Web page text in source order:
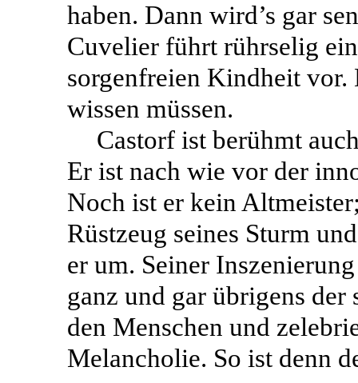
haben. Dann wird’s gar
Cuvelier führt rührselig
sorgenfreien Kindheit vor.
wissen müssen.
Castorf ist berühmt
Er ist nach wie vor der
Noch ist er kein
Rüstzeug seines Sturm
er um. Seiner
ganz und gar übrigens
den Menschen und
Melancholie. So ist denn